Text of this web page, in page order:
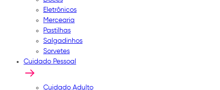
Eletrônicos
Mercearia
Pastilhas
Salgadinhos
Sorvetes
Cuidado Pessoal
Cuidado Adulto